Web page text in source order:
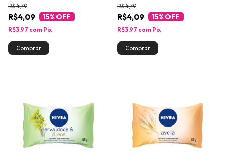
R$4,09
R$4,79
15% OFF
R$3,97 com Pix
R$4,09
R$4,79
15% OFF
R$3,97 com Pix